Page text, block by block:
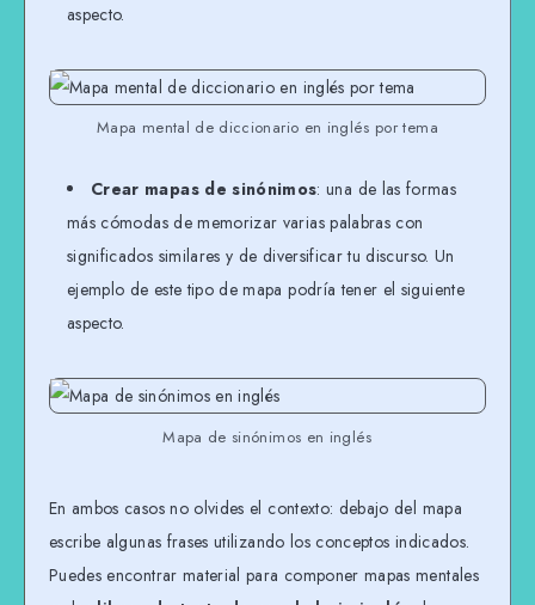
aspecto.
Mapa mental de diccionario en inglés por tema
Crear mapas de sinónimos: una de las formas
más cómodas de memorizar varias palabras con
significados similares y de diversificar tu discurso. Un
ejemplo de este tipo de mapa podría tener el siguiente
aspecto.
Mapa de sinónimos en inglés
En ambos casos no olvides el contexto: debajo del mapa
escribe algunas frases utilizando los conceptos indicados.
Puedes encontrar material para componer mapas mentales